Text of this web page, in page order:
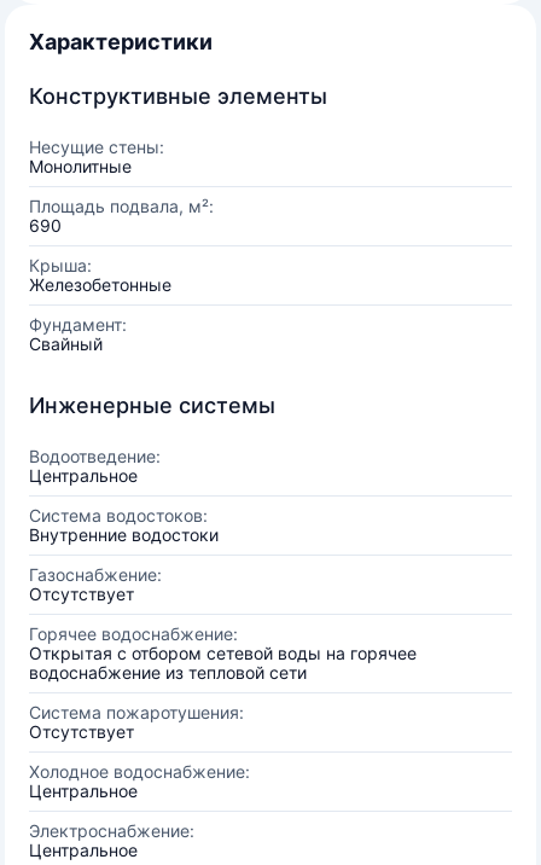
Характеристики
Конструктивные элементы
Несущие стены:
Монолитные
Площадь подвала, м²:
690
Крыша:
Железобетонные
Фундамент:
Свайный
Инженерные системы
Водоотведение:
Центральное
Система водостоков:
Внутренние водостоки
Газоснабжение:
Отсутствует
Горячее водоснабжение:
Открытая с отбором сетевой воды на горячее
водоснабжение из тепловой сети
Система пожаротушения:
Отсутствует
Холодное водоснабжение:
Центральное
Электроснабжение:
Центральное